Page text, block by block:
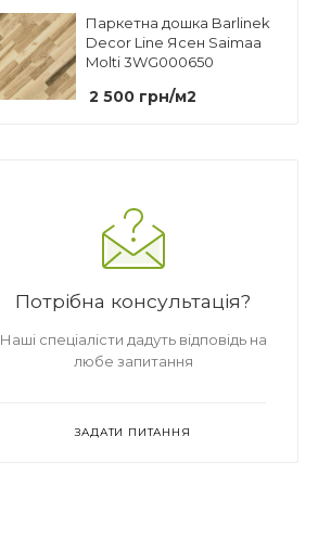
Паркетна дошка Barlinek
Decor Line Ясен Saimaa
Molti 3WG000650
2 500 грн/м2
Потрібна консультація?
Наші спеціалісти дадуть відповідь на
любе запитання
ЗАДАТИ ПИТАННЯ